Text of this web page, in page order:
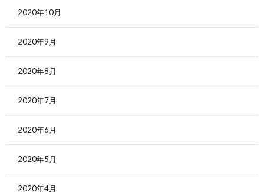
2020年10月
2020年9月
2020年8月
2020年7月
2020年6月
2020年5月
2020年4月